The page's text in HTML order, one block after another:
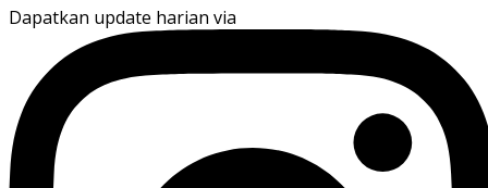
Dapatkan update harian via